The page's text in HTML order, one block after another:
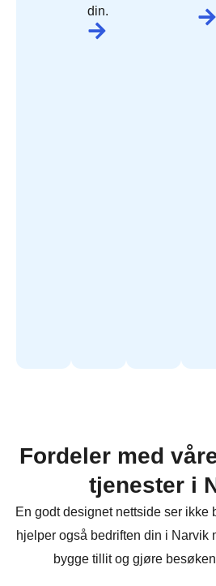
din.
Fordeler med
tjenester i
En godt designet nettside ser ikke
hjelper også bedriften din i Narvik
bygge tillit og gjøre